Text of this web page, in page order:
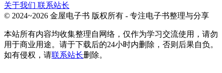
关于我们 联系站长
© 2024~2026 金屋电子书 版权所有 - 专注电子书整理与分享
本站所有内容均收集整理自网络，仅作为学习交流使用，请勿
用于商业用途。请于下载后的24小时内删除，否则后果自负。
如有侵权，请联系站长删除。